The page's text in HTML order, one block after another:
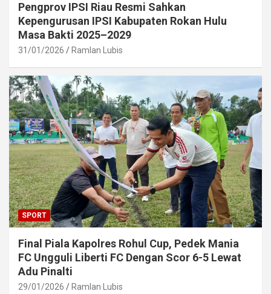
Pengprov IPSI Riau Resmi Sahkan
Kepengurusan IPSI Kabupaten Rokan Hulu
Masa Bakti 2025–2029
31/01/2026 Ramlan Lubis
SPORT
Final Piala Kapolres Rohul Cup, Pedek Mania
FC Ungguli Liberti FC Dengan Scor 6-5 Lewat
Adu Pinalti
29/01/2026 Ramlan Lubis